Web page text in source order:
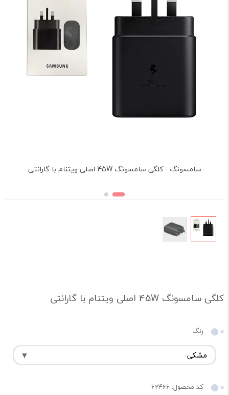
سامسونگ - کلگی سامسونگ 45W اصلی ویتنام با گارانتی
کلگی سامسونگ 45W اصلی ویتنام با گارانتی
رنگ
کد محصول: 62466